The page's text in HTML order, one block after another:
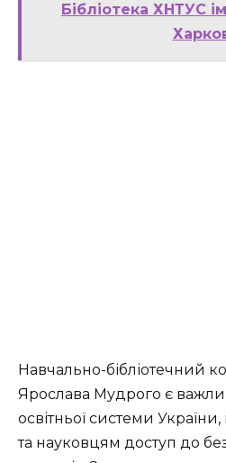
Бібліотека ХНТУС
Навчально-бібліотечний
Ярослава Мудрого є
освітньої системи
та науковцям доступ до